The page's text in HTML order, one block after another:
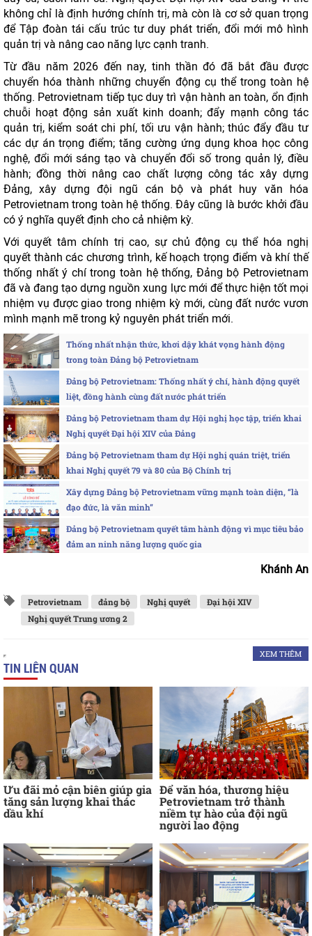
không chỉ là định hướng chính trị, mà còn là cơ sở quan trọng
để Tập đoàn tái cấu trúc tư duy phát triển, đổi mới mô hình
quản trị và nâng cao năng lực cạnh tranh.
Từ đầu năm 2026 đến nay, tinh thần đó đã bắt đầu được
chuyển hóa thành những chuyển động cụ thể trong toàn hệ
thống. Petrovietnam tiếp tục duy trì vận hành an toàn, ổn định
chuỗi hoạt động sản xuất kinh doanh; đẩy mạnh công tác
quản trị, kiểm soát chi phí, tối ưu vận hành; thúc đẩy đầu tư
các dự án trọng điểm; tăng cường ứng dụng khoa học công
nghệ, đổi mới sáng tạo và chuyển đổi số trong quản lý, điều
hành; đồng thời nâng cao chất lượng công tác xây dựng
Đảng, xây dựng đội ngũ cán bộ và phát huy văn hóa
Petrovietnam trong toàn hệ thống. Đây cũng là bước khởi đầu
có ý nghĩa quyết định cho cả nhiệm kỳ.
Với quyết tâm chính trị cao, sự chủ động cụ thể hóa nghị
quyết thành các chương trình, kế hoạch trọng điểm và khí thế
thống nhất ý chí trong toàn hệ thống, Đảng bộ Petrovietnam
đã và đang tạo dựng nguồn xung lực mới để thực hiện tốt mọi
nhiệm vụ được giao trong nhiệm kỳ mới, cùng đất nước vươn
mình mạnh mẽ trong kỷ nguyên phát triển mới.
Thống nhất nhận thức, khơi dậy khát vọng hành động
trong toàn Đảng bộ Petrovietnam
Đảng bộ Petrovietnam: Thống nhất ý chí, hành động quyết
liệt, đồng hành cùng đất nước phát triển
Đảng bộ Petrovietnam tham dự Hội nghị học tập, triển khai
Nghị quyết Đại hội XIV của Đảng
Đảng bộ Petrovietnam tham dự Hội nghị quán triệt, triển
khai Nghị quyết 79 và 80 của Bộ Chính trị
Xây dựng Đảng bộ Petrovietnam vững mạnh toàn diện, “là
đạo đức, là văn minh”
Đảng bộ Petrovietnam quyết tâm hành động vì mục tiêu bảo
đảm an ninh năng lượng quốc gia
Khánh An
Petrovietnam đảng bộ Nghị quyết
Đại hội XIV
Nghị quyết Trung ương 2
XEM THÊM
TIN LIÊN QUAN
Ưu đãi mỏ cận biên giúp gia
tăng sản lượng khai thác
dầu khí
Để văn hóa, thương hiệu
Petrovietnam trở thành
niềm tự hào của đội ngũ
người lao động